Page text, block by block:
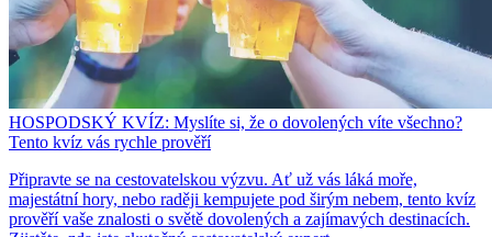
HOSPODSKÝ KVÍZ: Myslíte si, že o dovolených víte všechno?
Tento kvíz vás rychle prověří
Připravte se na cestovatelskou výzvu. Ať už vás láká moře,
majestátní hory, nebo raději kempujete pod širým nebem, tento kvíz
prověří vaše znalosti o světě dovolených a zajímavých destinacích.